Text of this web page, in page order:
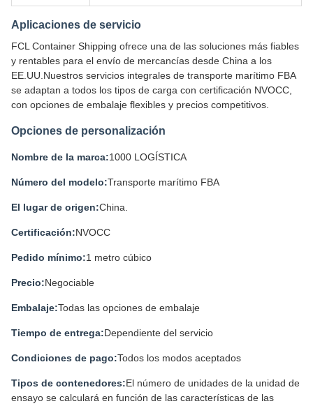
Aplicaciones de servicio
FCL Container Shipping ofrece una de las soluciones más fiables
y rentables para el envío de mercancías desde China a los
EE.UU.Nuestros servicios integrales de transporte marítimo FBA
se adaptan a todos los tipos de carga con certificación NVOCC,
con opciones de embalaje flexibles y precios competitivos.
Opciones de personalización
Nombre de la marca:1000 LOGÍSTICA
Número del modelo:Transporte marítimo FBA
El lugar de origen:China.
Certificación:NVOCC
Pedido mínimo:1 metro cúbico
Precio:Negociable
Embalaje:Todas las opciones de embalaje
Tiempo de entrega:Dependiente del servicio
Condiciones de pago:Todos los modos aceptados
Tipos de contenedores:El número de unidades de la unidad de
ensayo se calculará en función de las características de las